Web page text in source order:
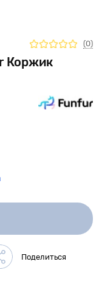
Коржик
(0)